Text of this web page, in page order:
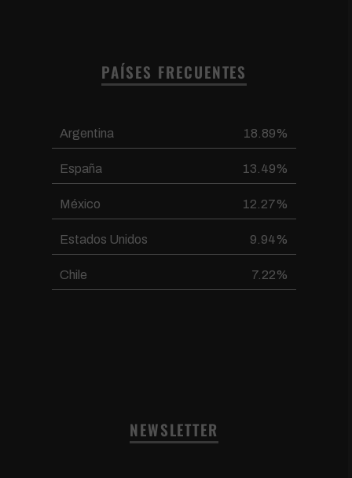
PAÍSES FRECUENTES
Argentina 18.89%
España 13.49%
México 12.27%
Estados Unidos 9.94%
Chile 7.22%
NEWSLETTER